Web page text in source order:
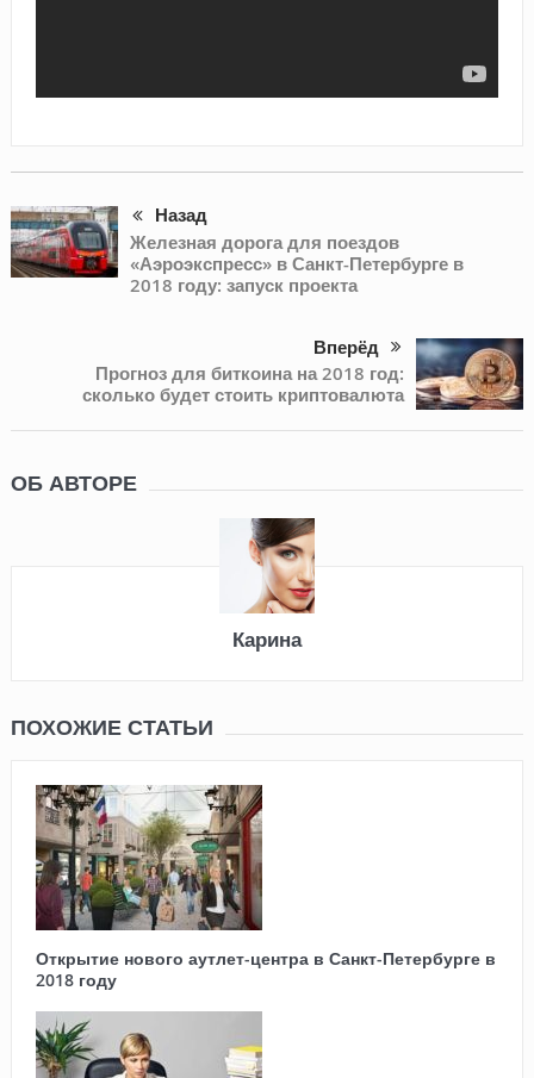
Назад
Железная дорога для поездов
«Аэроэкспресс» в Санкт-Петербурге в
2018 году: запуск проекта
Вперёд
Прогноз для биткоина на 2018 год:
сколько будет стоить криптовалюта
ОБ АВТОРЕ
Карина
ПОХОЖИЕ СТАТЬИ
Открытие нового аутлет-центра в Санкт-Петербурге в
2018 году